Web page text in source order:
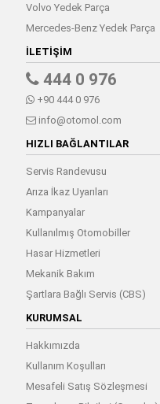
Volvo Yedek Parça
Mercedes-Benz Yedek Parça
İLETIŞIM
444 0 976
+90 444 0 976
info@otomol.com
HIZLI BAĞLANTILAR
Servis Randevusu
Arıza İkaz Uyarıları
Kampanyalar
Kullanılmış Otomobiller
Hasar Hizmetleri
Mekanik Bakım
Şartlara Bağlı Servis (CBS)
KURUMSAL
Hakkımızda
Kullanım Koşulları
Mesafeli Satış Sözleşmesi